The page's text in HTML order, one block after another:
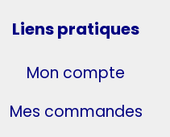
Liens pratiques
Mon compte
Mes commandes